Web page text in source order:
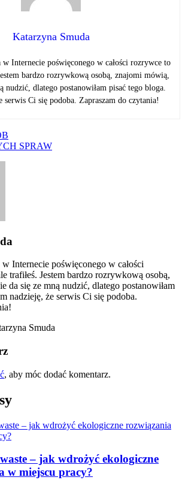
Katarzyna Smuda
w Internecie poświęconego w całości rozrywce to
bardzo rozrywkową osobą, znajomi mówią,
nudzić, dlatego postanowiłam pisać tego bloga.
serwis Ci się podoba. Zapraszam do czytania!
SPRAW
w Internecie poświęconego w całości
trafiłeś. Jestem bardzo rozrywkową osobą,
da się ze mną nudzić, dlatego postanowiłam
nadzieję, że serwis Ci się podoba.
Smuda
, aby móc dodać komentarz.
– jak wdrożyć ekologiczne
w miejscu pracy?